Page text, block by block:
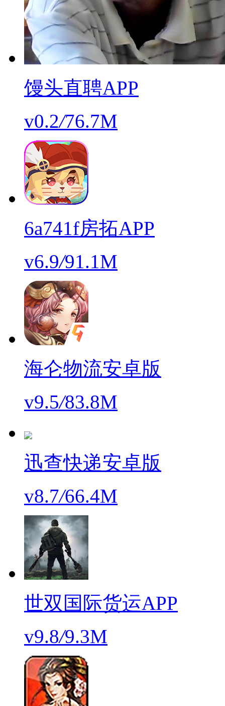
馒头直聘APP
v0.2/76.7M
6a741f房拓APP
v6.9/91.1M
海仑物流安卓版
v9.5/83.8M
迅查快递安卓版
v8.7/66.4M
世双国际货运APP
v9.8/9.3M